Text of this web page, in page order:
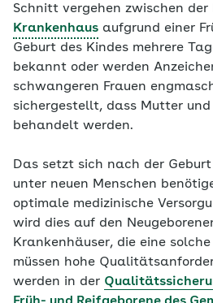
Schnitt vergehen zwischen der
Krankenhaus aufgrund einer
Geburt des Kindes mehrere
bekannt oder werden
schwangeren Frauen
sichergestellt, dass Mutter
behandelt werden.
Das setzt sich nach der
unter neuen Menschen
optimale medizinische
wird dies auf den
Krankenhäuser, die eine
müssen hohe
werden in der